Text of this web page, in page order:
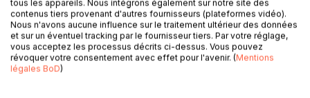
ignorés des immenses prairies du Far-West, à peu de
distance du Río Colorado del Norte, que les tribus
indiennes de ces parages nomment, dans leur langage
imagé, le fleuve sans fin aux lames d'or.
tous les appareils. Nous intégrons également sur notre site des
contenus tiers provenant d'autres fournisseurs (plateformes vidéo).
Nous n'avons aucune influence sur le traitement ultérieur des données
et sur un éventuel tracking par le fournisseur tiers. Par votre réglage,
vous acceptez les processus décrits ci-dessus. Vous pouvez
révoquer votre consentement avec effet pour l'avenir. (Mentions
légales BoD)